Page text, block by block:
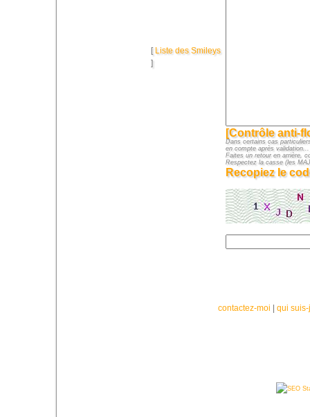
[ Liste des Smileys
]
[Contrôle anti-
Dans certains cas
en compte après
Faites un retour en arrière,
Respectez la casse (les
Recopiez le
contactez-moi qui